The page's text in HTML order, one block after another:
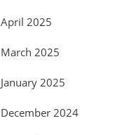
April 2025
March 2025
January 2025
December 2024